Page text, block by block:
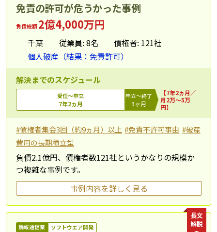
免責の許可が危うかった事例
負債総額2億4,000万円
千葉 従業員: 8名
債権者: 121社
個人破産（結果：免責許可）
解決までのスケジュール
受任～申立
7年2ヵ月
申立～終了
9ヶ月
【7年2ヵ月／
月2万～5万
円】
#債権者集会3回（約9ヵ月）以上 #免責不許可事由 #破産
費用の長期積立型
負債2.1億円、債権者数121社というかなりの規模か
つ複雑な事例です。
事例内容を詳しく見る
長文
解説
情報通信業 ソフトウエア開発